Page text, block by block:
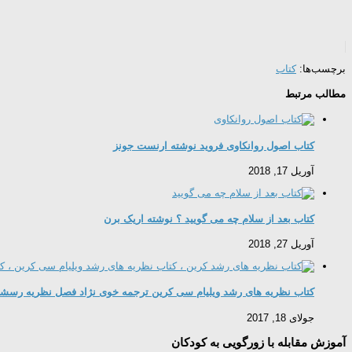
برچسب‌ها: کتاب
مطالب مرتبط
کتاب اصول روانکاوی فروید نوشته ارنست جونز
آوریل 17, 2018
کتاب بعد از سلام چه می گویید ؟ نوشته اریک برن
آوریل 27, 2018
کتاب نظریه های رشد ویلیام سی کرین ترجمه خوی نژاد فصل نظریه
جولای 18, 2017
آموزش مقابله با زورگویی به کودکان